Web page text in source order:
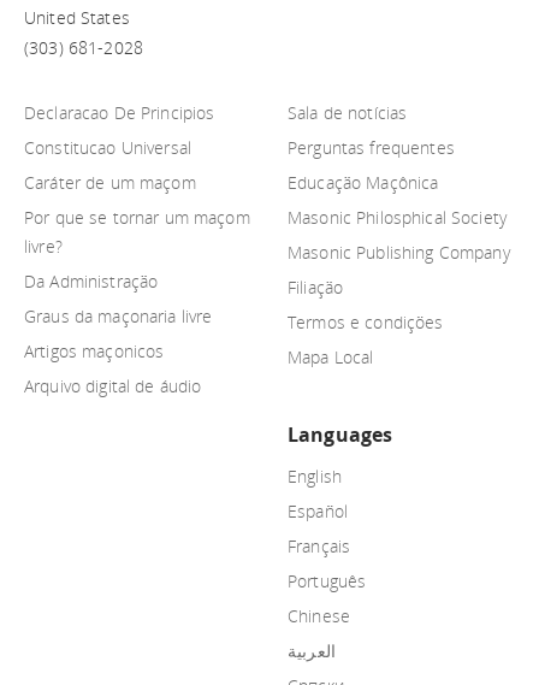
United States
(303) 681-2028
Declaracao De Principios
Constitucao Universal
Caráter de um maçom
Por que se tornar um maçom
livre?
Da Administração
Graus da maçonaria livre
Artigos maçonicos
Arquivo digital de áudio
Sala de notícias
Perguntas frequentes
Educação Maçônica
Masonic Philosphical Society
Masonic Publishing Company
Filiação
Termos e condições
Mapa Local
Languages
English
Español
Français
Português
Chinese
العربية